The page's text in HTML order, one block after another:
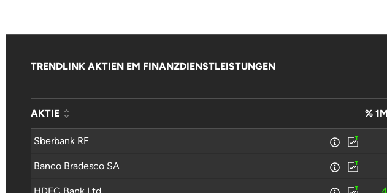
TRENDLINK AKTIEN EM FINANZDIENSTLEISTUNGEN
AKTIE % 1M
Sberbank RF
Banco Bradesco SA
HDFC Bank Ltd